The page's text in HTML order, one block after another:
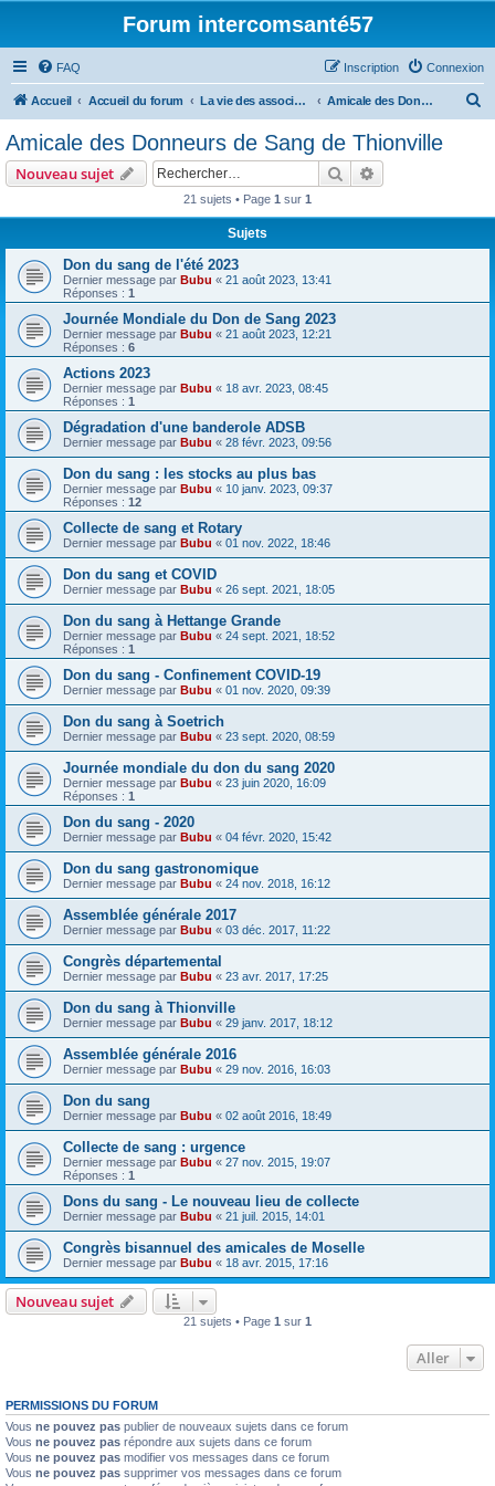
Forum intercomsanté57
FAQ Connexion
Inscription
Accueil Accueil du forum La vie des associations Amicale des Donneurs de Sang de Thionville
Amicale des Donneurs de Sang de Thionville
Nouveau sujet Rechercher
21 sujets • Page 1 sur 1
Sujets
Don du sang de l'été 2023
Dernier message par Bubu « 21 août 2023, 13:41
Réponses : 1
Journée Mondiale du Don de Sang 2023
Dernier message par Bubu « 21 août 2023, 12:21
Réponses : 6
Actions 2023
Dernier message par Bubu « 18 avr. 2023, 08:45
Réponses : 1
Dégradation d'une banderole ADSB
Dernier message par Bubu « 28 févr. 2023, 09:56
Don du sang : les stocks au plus bas
Dernier message par Bubu « 10 janv. 2023, 09:37
Réponses : 12
Collecte de sang et Rotary
Dernier message par Bubu « 01 nov. 2022, 18:46
Don du sang et COVID
Dernier message par Bubu « 26 sept. 2021, 18:05
Don du sang à Hettange Grande
Dernier message par Bubu « 24 sept. 2021, 18:52
Réponses : 1
Don du sang - Confinement COVID-19
Dernier message par Bubu « 01 nov. 2020, 09:39
Don du sang à Soetrich
Dernier message par Bubu « 23 sept. 2020, 08:59
Journée mondiale du don du sang 2020
Dernier message par Bubu « 23 juin 2020, 16:09
Réponses : 1
Don du sang - 2020
Dernier message par Bubu « 04 févr. 2020, 15:42
Don du sang gastronomique
Dernier message par Bubu « 24 nov. 2018, 16:12
Assemblée générale 2017
Dernier message par Bubu « 03 déc. 2017, 11:22
Congrès départemental
Dernier message par Bubu « 23 avr. 2017, 17:25
Don du sang à Thionville
Dernier message par Bubu « 29 janv. 2017, 18:12
Assemblée générale 2016
Dernier message par Bubu « 29 nov. 2016, 16:03
Don du sang
Dernier message par Bubu « 02 août 2016, 18:49
Collecte de sang : urgence
Dernier message par Bubu « 27 nov. 2015, 19:07
Réponses : 1
Dons du sang - Le nouveau lieu de collecte
Dernier message par Bubu « 21 juil. 2015, 14:01
Congrès bisannuel des amicales de Moselle
Dernier message par Bubu « 18 avr. 2015, 17:16
Nouveau sujet
21 sujets • Page 1 sur 1
Aller
PERMISSIONS DU FORUM
Vous ne pouvez pas publier de nouveaux sujets dans ce forum
Vous ne pouvez pas répondre aux sujets dans ce forum
Vous ne pouvez pas modifier vos messages dans ce forum
Vous ne pouvez pas supprimer vos messages dans ce forum